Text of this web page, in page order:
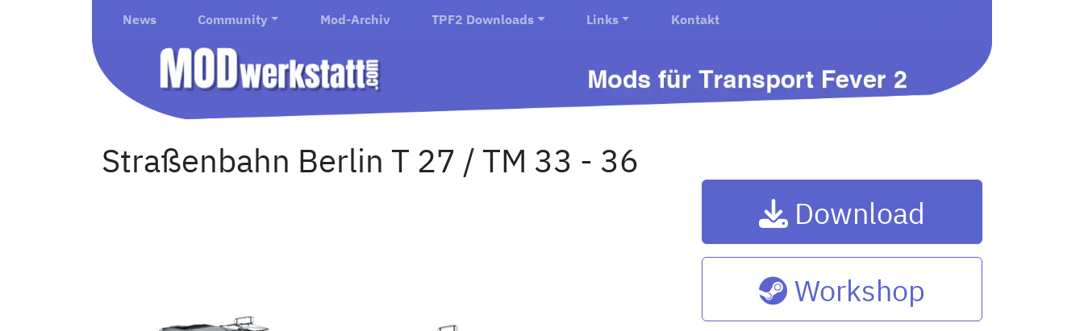
News Community Mod-Archiv TPF2 Downloads Links Kontakt
Straßenbahn Berlin T 27 / TM 33 - 36
Download
Workshop